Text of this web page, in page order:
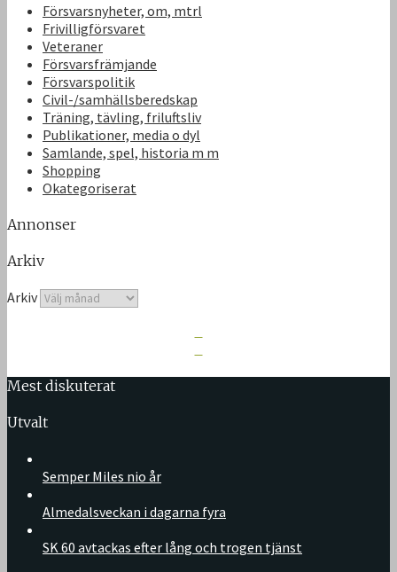
Försvarsnyheter, om, mtrl
Frivilligförsvaret
Veteraner
Försvarsfrämjande
Försvarspolitik
Civil-/samhällsberedskap
Träning, tävling, friluftsliv
Publikationer, media o dyl
Samlande, spel, historia m m
Shopping
Okategoriserat
Annonser
Arkiv
Arkiv
Mest diskuterat
Utvalt
Semper Miles nio år
Almedalsveckan i dagarna fyra
SK 60 avtackas efter lång och trogen tjänst